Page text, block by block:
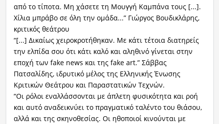
από το τίποτα. Μη χάσετε τη Μουγγή Καμπάνα τους [...].
Χίλια μπράβο σε όλη την ομάδα...” Γιώργος Βουδικλάρης,
κριτικός θεάτρου
“[...] Δικαίως χειροκροτήθηκαν. Με κάτι τέτοια διατηρείς
την ελπίδα σου ότι κάτι καλό και αληθινό γίνεται στην
εποχή των fake news και της fake art.” Σάββας
Πατσαλίδης, ιδρυτικό μέλος της Ελληνικής Ένωσης
Κριτικών Θεάτρου και Παραστατικών Τεχνών.
“Οι ρόλοι εναλλάσσονται με άπλετη φυσικότητα και ροή
και αυτό αναδεικνύει το πραγματικό ταλέντο του θιάσου,
αλλά και της σκηνοθεσίας. Οι ηθοποιοί κινούνται με